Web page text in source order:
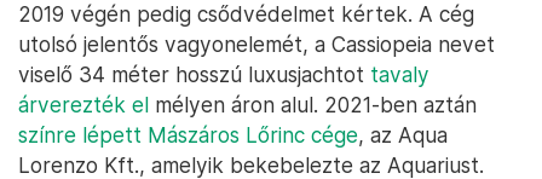
2019 végén pedig csődvédelmet kértek. A cég
utolsó jelentős vagyonelemét, a Cassiopeia nevet
viselő 34 méter hosszú luxusjachtot tavaly
árverezték el mélyen áron alul. 2021-ben aztán
színre lépett Mászáros Lőrinc cége, az Aqua
Lorenzo Kft., amelyik bekebelezte az Aquariust.